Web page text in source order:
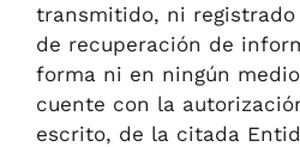
transmitido, ni
de recuperación de
forma ni en ningún
cuente con la
escrito, de la citada